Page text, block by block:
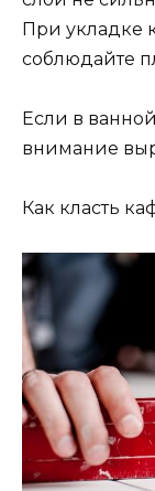
При укладке
соблюдайте
Если в
внимание
Как класть